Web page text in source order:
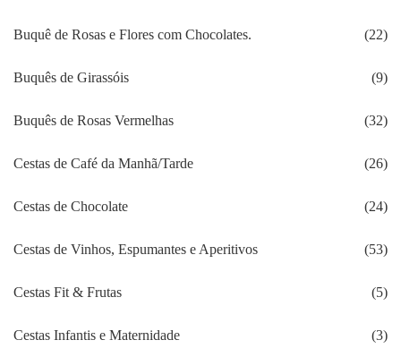
Buquê de Rosas e Flores com Chocolates. (22)
Buquês de Girassóis (9)
Buquês de Rosas Vermelhas (32)
Cestas de Café da Manhã/Tarde (26)
Cestas de Chocolate (24)
Cestas de Vinhos, Espumantes e Aperitivos (53)
Cestas Fit & Frutas (5)
Cestas Infantis e Maternidade (3)